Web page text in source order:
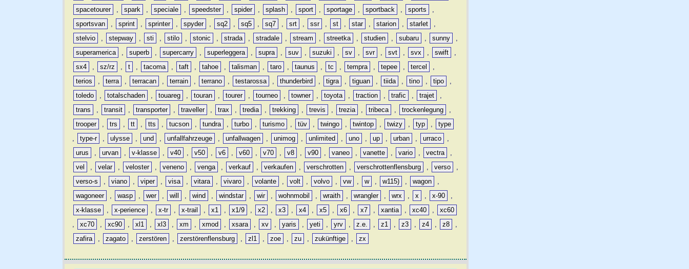
spacetourer
, spark , speciale , speedster , spider , splash , sport , sportage , sportback , sports
,
sportsvan
, sprint , sprinter , spyder , sq2 , sq5 , sq7 , srt , ssr , st , star , starion , starlet
,
stelvio
, stepway , sti , stilo , stonic , strada , stradale , stream , streetka , studien , subaru , sunny
,
superamerica
, superb , supercarry , superleggera , supra , suv , suzuki , sv , svr , svt , svx , swift
,
sx4
, sz/rz , t , tacoma , taft , tahoe , talisman , taro , taunus , tc , tempra , tepee , tercel
,
terios
, terra , terracan , terrain , terrano , testarossa , thunderbird , tigra , tiguan , tiida , tino , tipo
,
toledo
, totalschaden , touareg , touran , tourer , tourneo , towner , toyota , traction , trafic , trajet
,
trans
, transit , transporter , traveller , trax , tredia , trekking , trevis , trezia , tribeca , trockenlegung
,
trooper
, trs , tt , tts , tucson , tundra , turbo , turismo , tüv , twingo , twintop , twizy , typ ,
type
,
type-r , ulysse , und , unfallfahrzeuge , unfallwagen , unimog , unlimited , uno , up , urban , urraco
,
urus
, urvan , v-klasse , v40 , v50 , v6 , v60 , v70 , v8 , v90 , vaneo , vanette , vario , vectra
,
vel
, velar , veloster , veneno , venga , verkauf , verkaufen , verschrotten , verschrottenflensburg , verso
,
verso-s
, viano , viper , visa , vitara , vivaro , volante , volt , volvo , vw , w , w115) , wagon
,
wagoneer
, wasp , wer , will , wind , windstar , wir , wohnmobil , wraith , wrangler , wrx , x , x-90
,
x-klasse
, x-perience , x-tr , x-trail , x1 , x1/9 , x2 , x3 , x4 , x5 , x6 , x7 , xantia , xc40 ,
xc60
,
xc70 , xc90 , xl1 , xl3 , xm , xmod , xsara , xv , yaris , yeti , yrv , z.e. , z1 , z3 , z4 , z8
,
zafira
, zagato , zerstören , zerstörenflensburg , zl1 , zoe , zu , zukünftige , zx